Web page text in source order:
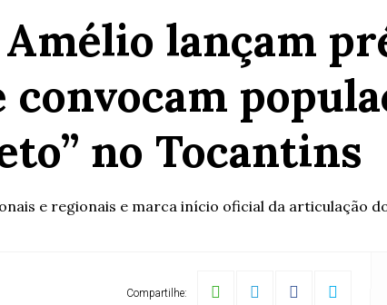
lançam
no Tocantins
e regionais e marca início oficial da articulação
Compartilhe: